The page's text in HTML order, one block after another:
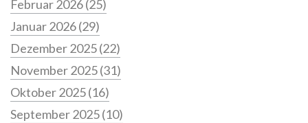
Februar 2026(25)
Januar 2026(29)
Dezember 2025(22)
November 2025(31)
Oktober 2025(16)
September 2025(10)